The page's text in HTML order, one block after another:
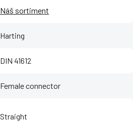
Náš sortiment
Harting
DIN 41612
Female connector
Straight